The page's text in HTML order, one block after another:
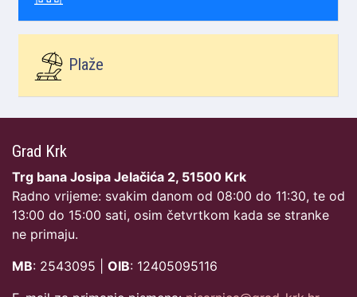
Plaže
Grad Krk
Trg bana Josipa Jelačića 2, 51500 Krk
Radno vrijeme: svakim danom od 08:00 do 11:30, te od
13:00 do 15:00 sati, osim četvrtkom kada se stranke
ne primaju.
MB: 2543095 | OIB: 12405095116